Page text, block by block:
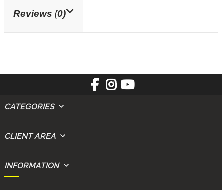
Reviews (0)
CATEGORIES
CLIENT AREA
INFORMATION